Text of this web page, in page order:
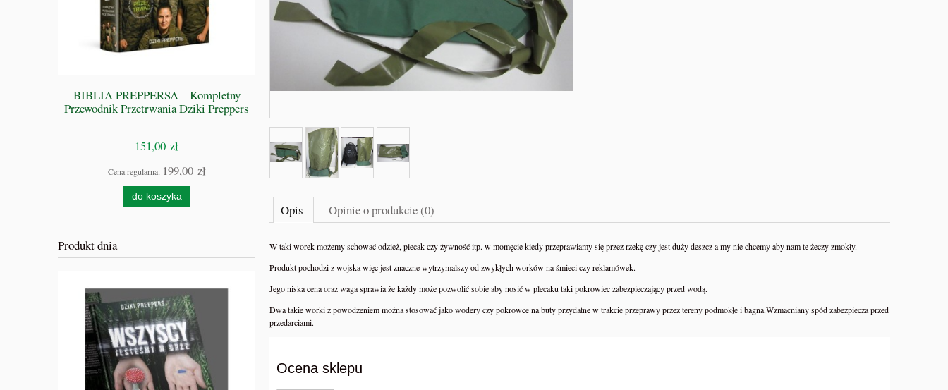
BIBLIA PREPPERSA – Kompletny
Przewodnik Przetrwania Dziki Preppers
151,00 zł
Cena regularna:199,00 zł
do koszyka
Produkt dnia
Opis Opinie o produkcie (0)
W taki worek możemy schować odzież, plecak czy żywność itp. w momęcie kiedy przeprawiamy się przez rzekę czy jest duży deszcz a my nie chcemy aby nam te żeczy zmokły.
Produkt pochodzi z wojska więc jest znaczne wytrzymalszy od zwykłych worków na śmieci czy reklamówek.
Jego niska cena oraz waga sprawia że każdy może pozwolić sobie aby nosić w plecaku taki pokrowiec zabezpieczający przed wodą.
Dwa takie worki z powodzeniem można stosować jako wodery czy pokrowce na buty przydatne w trakcie przeprawy przez tereny podmokłe i bagna.Wzmacniany spód zabezpiecza przed
przedarciami.
Ocena sklepu